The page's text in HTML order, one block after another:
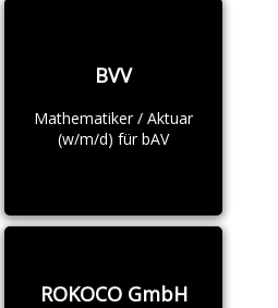
BVV
Mathematiker / Aktuar
(w/m/d) für bAV
ROKOCO GmbH